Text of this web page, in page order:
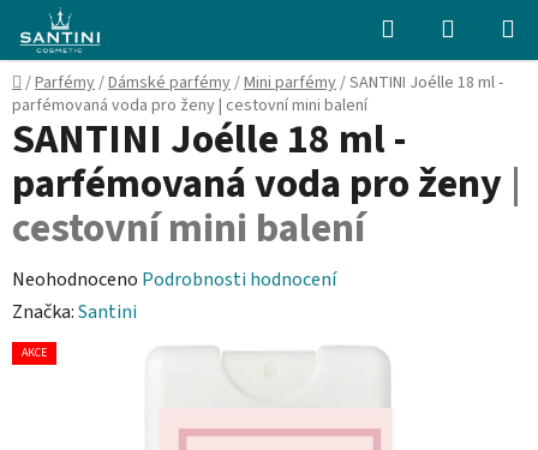
obsah
Hledat
KOŠÍK
Domů
/Parfémy/Dámské parfémy/Mini parfémy/SANTINI Joélle 18 ml -
parfémovaná voda pro ženy| cestovní mini balení
SANTINI Joélle 18 ml -
parfémovaná voda pro ženy |
cestovní mini balení
Průměrné
hodnocení
produktu
Neohodnoceno Podrobnosti hodnocení
Značka:Santini
AKCE